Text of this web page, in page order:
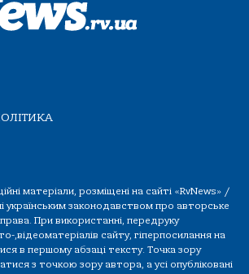
матеріали, розміщені на сайті «RvNews» /
українським законодавством про авторське
права. При використанні, передруку
,відеоматеріалів сайту, гіперпосилання на
в першому абзаці тексту. Точка зору
з точкою зору автора, а усі опубліковані